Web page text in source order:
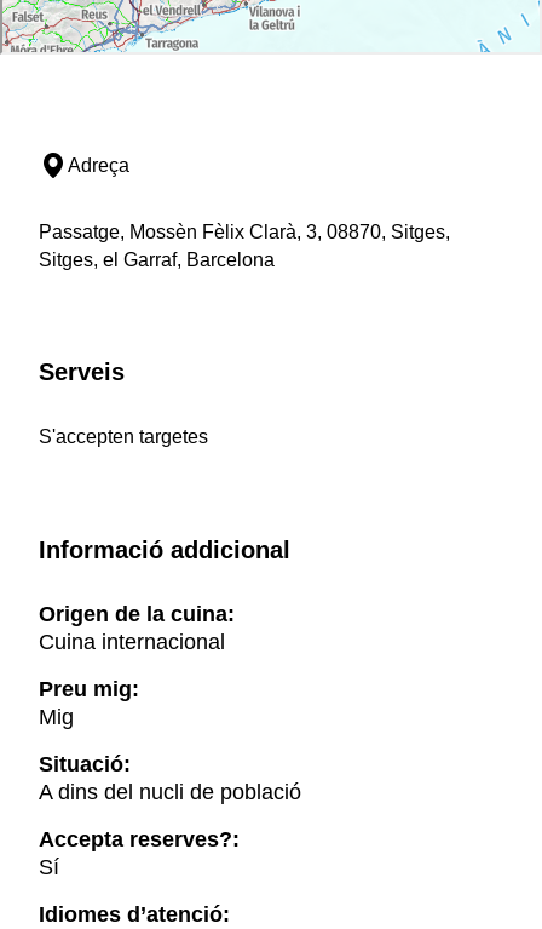
Adreça
Passatge, Mossèn Fèlix Clarà, 3, 08870, Sitges,
Sitges, el Garraf, Barcelona
Serveis
S'accepten targetes
Informació addicional
Origen de la cuina:
Cuina internacional
Preu mig:
Mig
Situació:
A dins del nucli de població
Accepta reserves?:
Sí
Idiomes d’atenció: